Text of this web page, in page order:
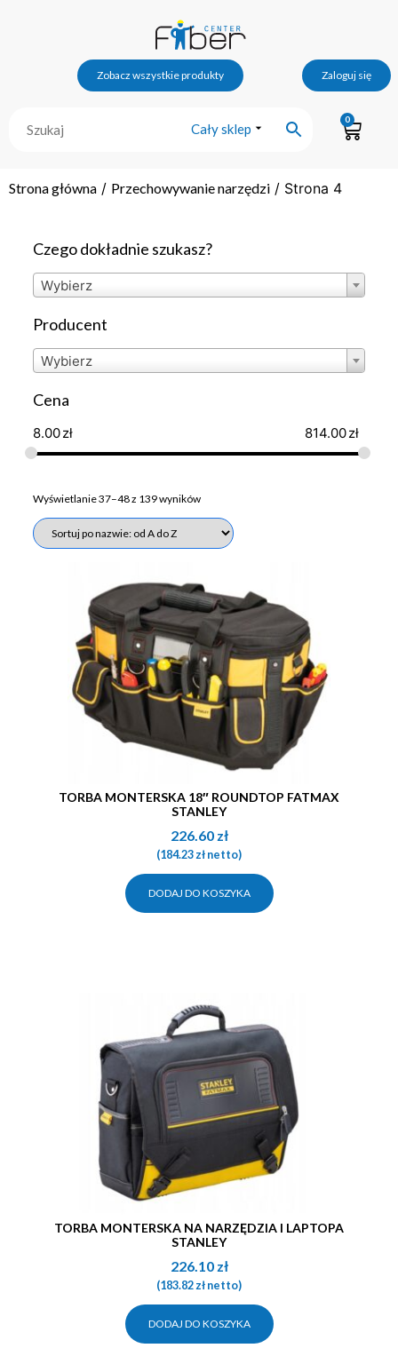
Zobacz wszystkie produkty Zaloguj się
Cały sklep
0
Strona główna / Przechowywanie narzędzi / Strona 4
Czego dokładnie szukasz?
Wybierz
Producent
Wybierz
Cena
8.00zł 814.00zł
Wyświetlanie 37–48 z 139 wyników
TORBA MONTERSKA 18″ ROUNDTOP FATMAX
STANLEY
226.60 zł
(184.23złnetto)
DODAJ DO KOSZYKA
TORBA MONTERSKA NA NARZĘDZIA I LAPTOPA
STANLEY
226.10 zł
(183.82złnetto)
DODAJ DO KOSZYKA